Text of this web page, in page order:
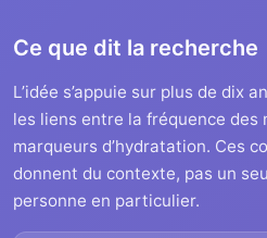
Ce que dit la recherche
L’idée s’appuie sur plus de dix
les liens entre la fréquence des
marqueurs d’hydratation. Ces
donnent du contexte, pas un
personne en particulier.